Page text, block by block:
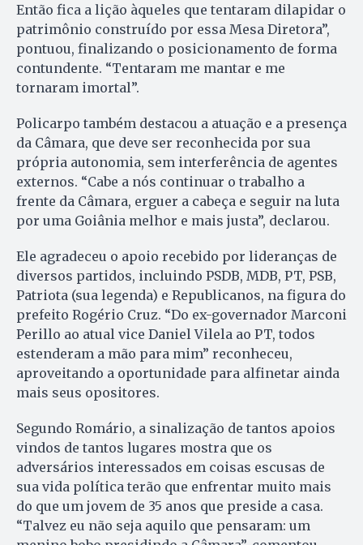
Então fica a lição àqueles que tentaram dilapidar o
patrimônio construído por essa Mesa Diretora”,
pontuou, finalizando o posicionamento de forma
contundente. “Tentaram me mantar e me
tornaram imortal”.
Policarpo também destacou a atuação e a presença
da Câmara, que deve ser reconhecida por sua
própria autonomia, sem interferência de agentes
externos. “Cabe a nós continuar o trabalho a
frente da Câmara, erguer a cabeça e seguir na luta
por uma Goiânia melhor e mais justa”, declarou.
Ele agradeceu o apoio recebido por lideranças de
diversos partidos, incluindo PSDB, MDB, PT, PSB,
Patriota (sua legenda) e Republicanos, na figura do
prefeito Rogério Cruz. “Do ex-governador Marconi
Perillo ao atual vice Daniel Vilela ao PT, todos
estenderam a mão para mim” reconheceu,
aproveitando a oportunidade para alfinetar ainda
mais seus opositores.
Segundo Romário, a sinalização de tantos apoios
vindos de tantos lugares mostra que os
adversários interessados em coisas escusas de
sua vida política terão que enfrentar muito mais
do que um jovem de 35 anos que preside a casa.
“Talvez eu não seja aquilo que pensaram: um